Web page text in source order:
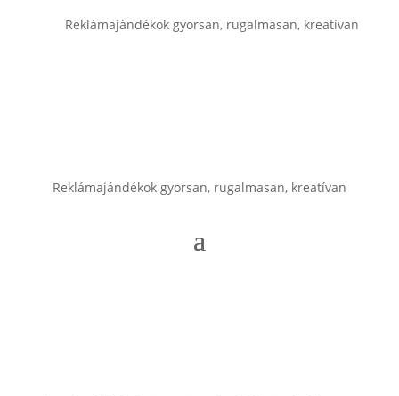
Reklámajándékok gyorsan, rugalmasan, kreatívan
Reklámajándékok gyorsan, rugalmasan, kreatívan